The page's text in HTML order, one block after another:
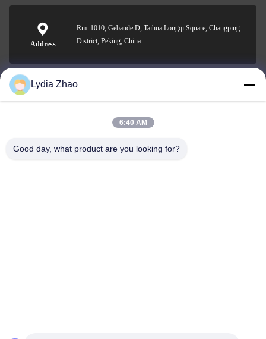
Address
Rm. 1010, Gebäude D, Taihua Longqi Square, Changping
District, Peking, China
jesingd@vip.sina.com
Lydia Zhao
6:40 AM
Good day, what product are you looking for?